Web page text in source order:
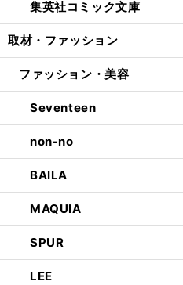
集英社コミック文庫
取材・ファッション
ファッション・美容
Seventeen
non-no
BAILA
MAQUIA
SPUR
LEE